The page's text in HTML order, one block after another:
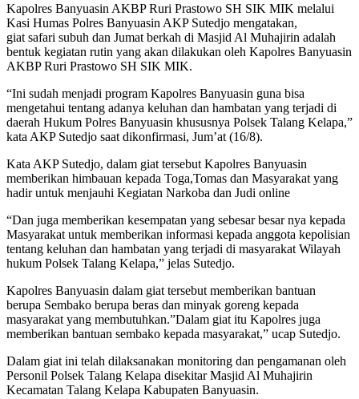
Kapolres Banyuasin AKBP Ruri Prastowo SH SIK MIK melalui
Kasi Humas Polres Banyuasin AKP Sutedjo mengatakan,
giat safari subuh dan Jumat berkah di Masjid Al Muhajirin adalah
bentuk kegiatan rutin yang akan dilakukan oleh Kapolres Banyuasin
AKBP Ruri Prastowo SH SIK MIK.
“Ini sudah menjadi program Kapolres Banyuasin guna bisa
mengetahui tentang adanya keluhan dan hambatan yang terjadi di
daerah Hukum Polres Banyuasin khususnya Polsek Talang Kelapa,”
kata AKP Sutedjo saat dikonfirmasi, Jum’at (16/8).
Kata AKP Sutedjo, dalam giat tersebut Kapolres Banyuasin
memberikan himbauan kepada Toga,Tomas dan Masyarakat yang
hadir untuk menjauhi Kegiatan Narkoba dan Judi online
“Dan juga memberikan kesempatan yang sebesar besar nya kepada
Masyarakat untuk memberikan informasi kepada anggota kepolisian
tentang keluhan dan hambatan yang terjadi di masyarakat Wilayah
hukum Polsek Talang Kelapa,” jelas Sutedjo.
Kapolres Banyuasin dalam giat tersebut memberikan bantuan
berupa Sembako berupa beras dan minyak goreng kepada
masyarakat yang membutuhkan.”Dalam giat itu Kapolres juga
memberikan bantuan sembako kepada masyarakat,” ucap Sutedjo.
Dalam giat ini telah dilaksanakan monitoring dan pengamanan oleh
Personil Polsek Talang Kelapa disekitar Masjid Al Muhajirin
Kecamatan Talang Kelapa Kabupaten Banyuasin.